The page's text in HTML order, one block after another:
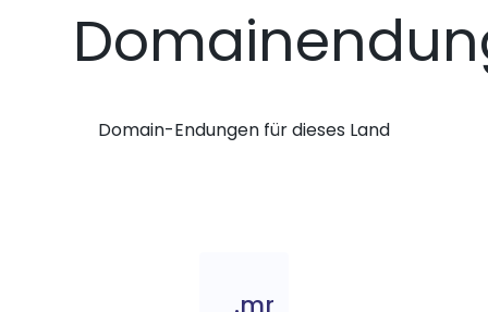
Domain-Endungen für dieses Land
.mr